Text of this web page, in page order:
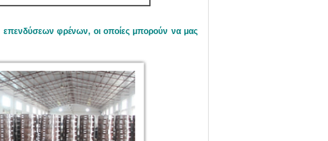
φρένων, οι οποίες μπορούν να μας